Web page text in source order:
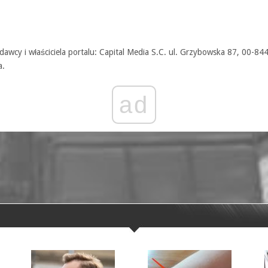
i właściciela portalu: Capital Media S.C. ul. Grzybowska 87, 00-844
ad